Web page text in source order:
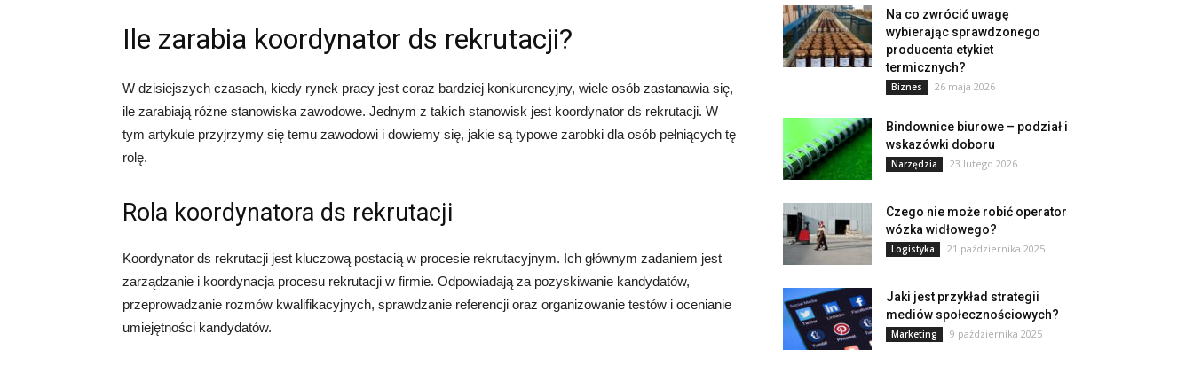
Ile zarabia koordynator ds rekrutacji?
W dzisiejszych czasach, kiedy rynek pracy jest coraz bardziej konkurencyjny, wiele osób zastanawia się,
ile zarabiają różne stanowiska zawodowe. Jednym z takich stanowisk jest koordynator ds rekrutacji. W
tym artykule przyjrzymy się temu zawodowi i dowiemy się, jakie są typowe zarobki dla osób pełniących tę
rolę.
Rola koordynatora ds rekrutacji
Koordynator ds rekrutacji jest kluczową postacią w procesie rekrutacyjnym. Ich głównym zadaniem jest
zarządzanie i koordynacja procesu rekrutacji w firmie. Odpowiadają za pozyskiwanie kandydatów,
przeprowadzanie rozmów kwalifikacyjnych, sprawdzanie referencji oraz organizowanie testów i ocenianie
umiejętności kandydatów.
Na co zwrócić uwagę
wybierając sprawdzonego
producenta etykiet
termicznych?
Biznes 26 maja 2026
Bindownice biurowe – podział i
wskazówki doboru
Narzędzia 23 lutego 2026
Czego nie może robić operator
wózka widłowego?
Logistyka 21 października 2025
Jaki jest przykład strategii
mediów społecznościowych?
Marketing 9 października 2025